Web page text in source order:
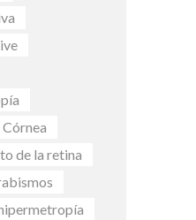
Córnea
de la retina